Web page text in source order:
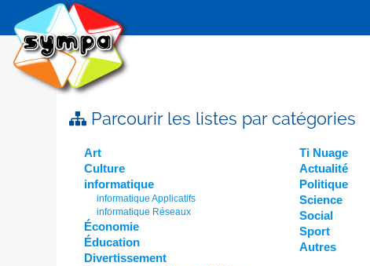
Parcourir les listes par catégories
Art
Culture
informatique
informatique Applicatifs
informatique Réseaux
Économie
Éducation
Divertissement
Ti Nuage
Actualité
Politique
Science
Social
Sport
Autres